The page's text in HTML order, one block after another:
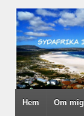
Hem Om mig